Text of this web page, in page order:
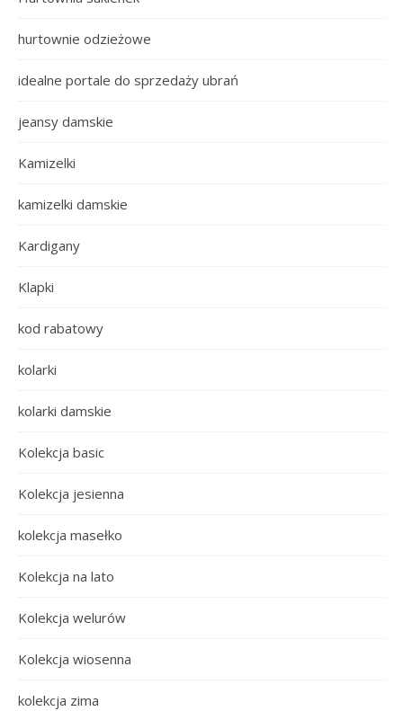
hurtownie odzieżowe
idealne portale do sprzedaży ubrań
jeansy damskie
Kamizelki
kamizelki damskie
Kardigany
Klapki
kod rabatowy
kolarki
kolarki damskie
Kolekcja basic
Kolekcja jesienna
kolekcja masełko
Kolekcja na lato
Kolekcja welurów
Kolekcja wiosenna
kolekcja zima